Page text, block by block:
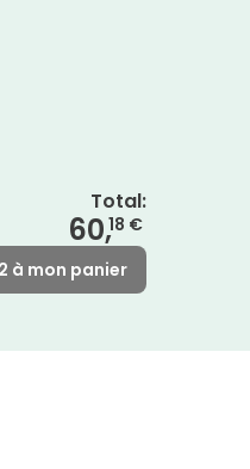
Total:
60,18 €
à mon panier